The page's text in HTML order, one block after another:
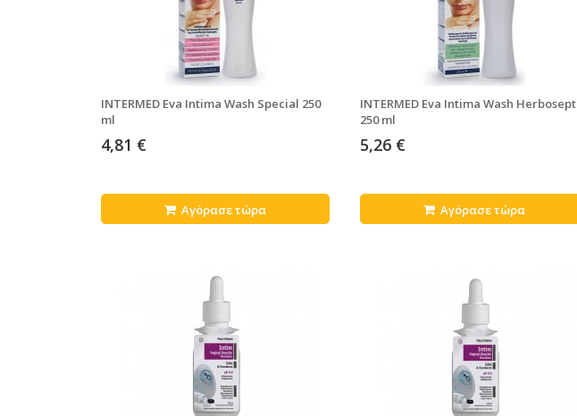
INTERMED Eva Intima Wash Special 250
ml
4,81 €
Αγόρασε τώρα
INTERMED Eva Intima Wash Herbosept
250 ml
5,26 €
Αγόρασε τώρα